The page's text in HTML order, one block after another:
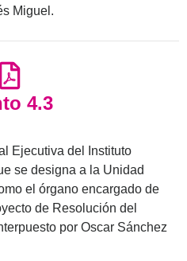
Miguel.
4.3
Ejecutiva del Instituto
se designa a la Unidad
el órgano encargado de
de Resolución del
por Oscar Sánchez